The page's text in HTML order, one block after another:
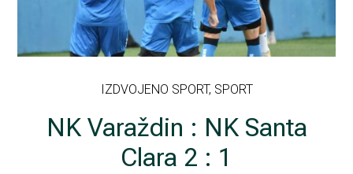
IZDVOJENO SPORT, SPORT
NK Varaždin : NK Santa
Clara 2 : 1